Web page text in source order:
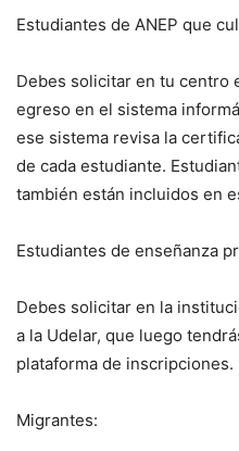
Estudiantes de ANEP que
Debes solicitar en tu centro
egreso en el sistema
ese sistema revisa la
de cada estudiante.
también están incluidos en
Estudiantes de enseñanza
Debes solicitar en la
a la Udelar, que luego
plataforma de inscripciones.
Migrantes: